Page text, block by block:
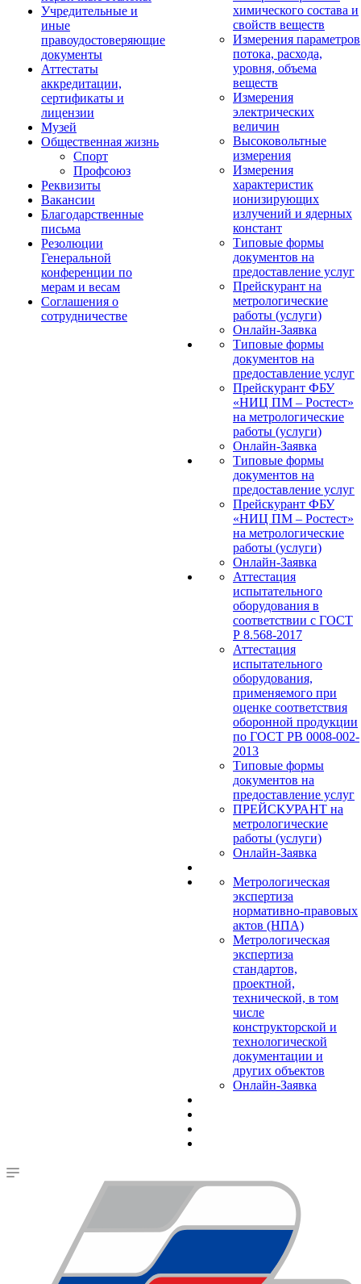
Учредительные и
иные
правоудостоверяющие
документы
Аттестаты
аккредитации,
сертификаты и
лицензии
Музей
Общественная жизнь
Спорт
Профсоюз
Реквизиты
Вакансии
Благодарственные
письма
Резолюции
Генеральной
конференции по
мерам и весам
Соглашения о
сотрудничестве
химического состава и
свойств веществ
Измерения параметров
потока, расхода,
уровня, объема
веществ
Измерения
электрических
величин
Высоковольтные
измерения
Измерения
характеристик
ионизирующих
излучений и ядерных
констант
Типовые формы
документов на
предоставление услуг
Прейскурант на
метрологические
работы (услуги)
Онлайн-Заявка
Типовые формы
документов на
предоставление услуг
Прейскурант ФБУ
«НИЦ ПМ – Ростест»
на метрологические
работы (услуги)
Онлайн-Заявка
Типовые формы
документов на
предоставление услуг
Прейскурант ФБУ
«НИЦ ПМ – Ростест»
на метрологические
работы (услуги)
Онлайн-Заявка
Аттестация
испытательного
оборудования в
соответствии с ГОСТ
Р 8.568-2017
Аттестация
испытательного
оборудования,
применяемого при
оценке соответствия
оборонной продукции
по ГОСТ РВ 0008-002-
2013
Типовые формы
документов на
предоставление услуг
ПРЕЙСКУРАНТ на
метрологические
работы (услуги)
Онлайн-Заявка
Метрологическая
экспертиза
нормативно-правовых
актов (НПА)
Метрологическая
экспертиза
стандартов,
проектной,
технической, в том
числе
конструкторской и
технологической
документации и
других объектов
Онлайн-Заявка